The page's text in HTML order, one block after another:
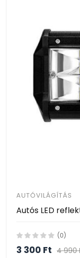
AUTÓVILÁGÍTÁS
Autós LED
(0)
3 300 Ft 4 990